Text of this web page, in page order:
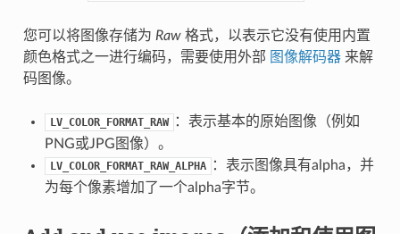
您可以将图像存储为 Raw格式，以表示它没有使用内置
颜色格式之一进行编码，需要使用外部 图像解码器来解
码图像。
LV_COLOR_FORMAT_RAW
：表示基本的原始图像（例如
PNG或JPG图像）。
LV_COLOR_FORMAT_RAW_ALPHA
：表示图像具有alpha，并
为每个像素增加了一个alpha字节。